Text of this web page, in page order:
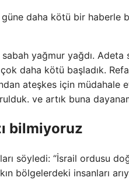
güne daha kötü bir haberle
yağmur yağdı. Adeta
daha kötü başladık.
ateşkes için müdahale
ve artık buna
bilmiyoruz
söyledi: “İsrail ordusu
bölgelerdeki insanları